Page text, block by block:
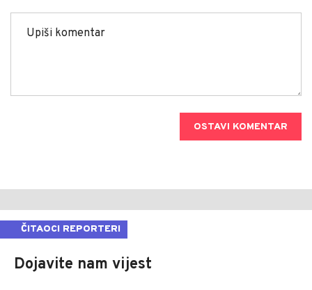
OSTAVI KOMENTAR
ČITAOCI REPORTERI
Dojavite nam vijest